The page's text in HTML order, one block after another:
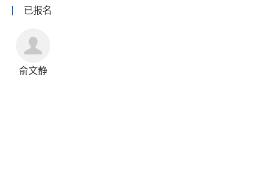
已报名
俞文静